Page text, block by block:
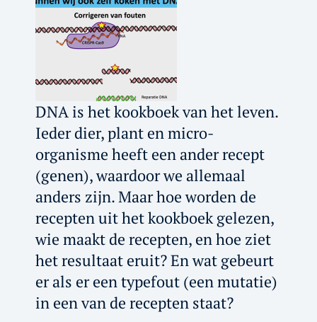
DNA is het kookboek van het leven.
Ieder dier, plant en micro-
organisme heeft een ander recept
(genen), waardoor we allemaal
anders zijn. Maar hoe worden de
recepten uit het kookboek gelezen,
wie maakt de recepten, en hoe ziet
het resultaat eruit? En wat gebeurt
er als er een typefout (een mutatie)
in een van de recepten staat?